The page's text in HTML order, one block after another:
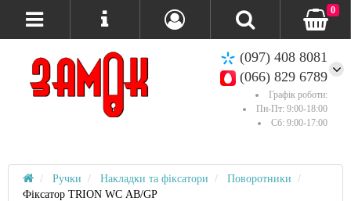
(097) 408 8081
(066) 829 6789
Графік роботи:
Пн-Пт: 9:00-18:00
Сб: 9:00-17:00
0
Ручки Накладки та фіксатори
Поворотники
Фіксатор TRION WC АВ/GP